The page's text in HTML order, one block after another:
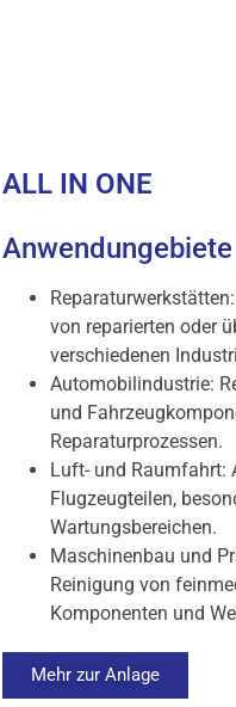
ALL IN ONE
Anwendungebiete
von reparierten oder
verschiedenen
Automobilindustrie:
und
Reparaturprozessen.
Luft- und Raumfahrt:
Flugzeugteilen,
Wartungsbereichen.
Maschinenbau und
Reinigung von
Komponenten und
Mehr zur Anlage